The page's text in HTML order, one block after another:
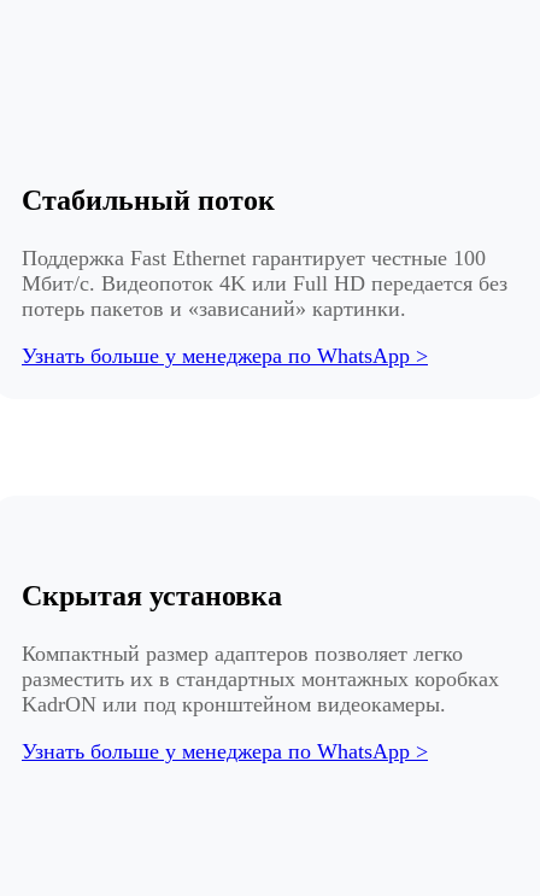
Стабильный поток
Поддержка Fast Ethernet гарантирует честные 100
Мбит/с. Видеопоток 4K или Full HD передается без
потерь пакетов и «зависаний» картинки.
Узнать больше у менеджера по WhatsApp >
Скрытая установка
Компактный размер адаптеров позволяет легко
разместить их в стандартных монтажных коробках
KadrON или под кронштейном видеокамеры.
Узнать больше у менеджера по WhatsApp >